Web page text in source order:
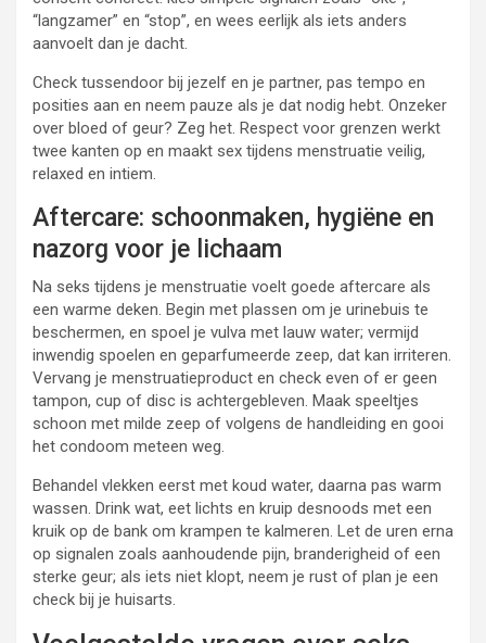
“langzamer” en “stop”, en wees eerlijk als iets anders
aanvoelt dan je dacht.
Check tussendoor bij jezelf en je partner, pas tempo en
posities aan en neem pauze als je dat nodig hebt. Onzeker
over bloed of geur? Zeg het. Respect voor grenzen werkt
twee kanten op en maakt sex tijdens menstruatie veilig,
relaxed en intiem.
Aftercare: schoonmaken, hygiëne en
nazorg voor je lichaam
Na seks tijdens je menstruatie voelt goede aftercare als
een warme deken. Begin met plassen om je urinebuis te
beschermen, en spoel je vulva met lauw water; vermijd
inwendig spoelen en geparfumeerde zeep, dat kan irriteren.
Vervang je menstruatieproduct en check even of er geen
tampon, cup of disc is achtergebleven. Maak speeltjes
schoon met milde zeep of volgens de handleiding en gooi
het condoom meteen weg.
Behandel vlekken eerst met koud water, daarna pas warm
wassen. Drink wat, eet lichts en kruip desnoods met een
kruik op de bank om krampen te kalmeren. Let de uren erna
op signalen zoals aanhoudende pijn, branderigheid of een
sterke geur; als iets niet klopt, neem je rust of plan je een
check bij je huisarts.